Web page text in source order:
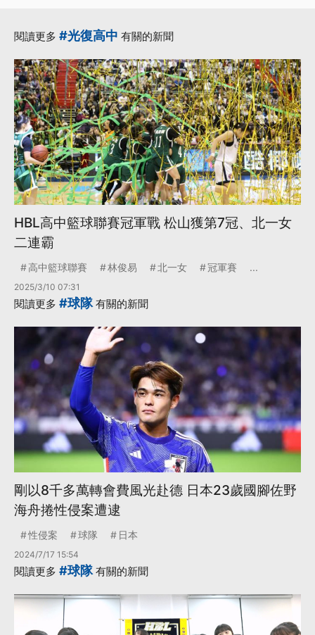
閱讀更多 #光復高中 有關的新聞
HBL高中籃球聯賽冠軍戰 松山獲第7冠、北一女
二連霸
高中籃球聯賽 林俊易 北一女 冠軍賽 ...
2025/3/10 07:31
閱讀更多 #球隊有關的新聞
剛以8千多萬轉會費風光赴德 日本23歲國腳佐野
海舟捲性侵案遭逮
性侵案 球隊 日本
2024/7/17 15:54
閱讀更多 #球隊有關的新聞